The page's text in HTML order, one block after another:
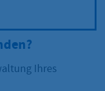
Ihres